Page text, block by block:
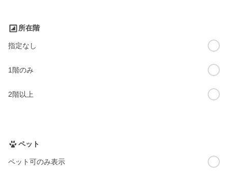
所在階
指定なし
1階のみ
2階以上
ペット
ペット可のみ表示